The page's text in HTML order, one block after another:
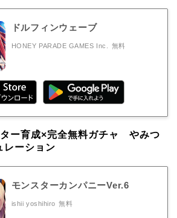
ドルフィンウェーブ
HONEY PARADE GAMES Inc. 無料
ー育成×完全無料ガチャ やみつ
レーション
モンスターカンパニーVer.6
ishii yoshihiro 無料